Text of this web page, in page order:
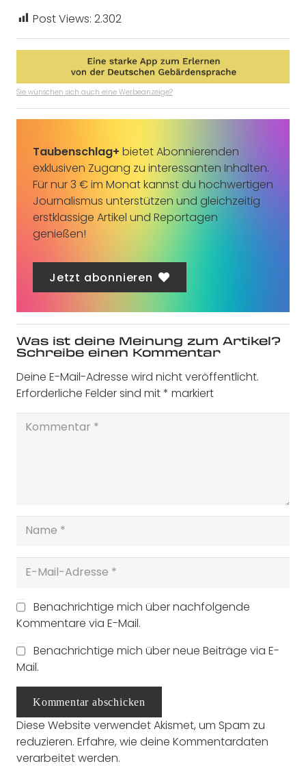
Post Views: 2.302
Sie wünschen sich auch eine Werbeanzeige?
Taubenschlag+ bietet Abonnierenden
exklusiven Zugang zu interessanten Inhalten.
Für nur 3 € im Monat kannst du hochwertigen
Journalismus unterstützen und gleichzeitig
erstklassige Artikel und Reportagen
genießen!
Jetzt abonnieren
Was ist deine Meinung zum Artikel?
Schreibe einen Kommentar
Deine E-Mail-Adresse wird nicht veröffentlicht.
Erforderliche Felder sind mit* markiert
Benachrichtige mich über nachfolgende
Kommentare via E-Mail.
Benachrichtige mich über neue Beiträge via E-
Mail.
Kommentar abschicken
Diese Website verwendet Akismet, um Spam zu
reduzieren. Erfahre, wie deine Kommentardaten
verarbeitet werden.